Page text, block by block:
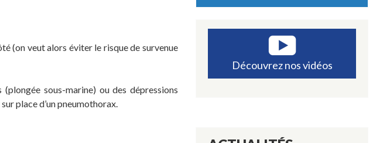
(on veut alors éviter le risque de survenue
sous-marine) ou des dépressions
place d’un pneumothorax.
Découvrez nos vidéos